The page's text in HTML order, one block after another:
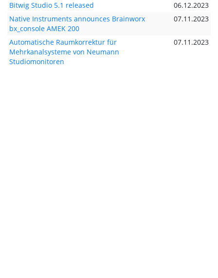
Bitwig Studio 5.1 released
06.12.2023
Native Instruments announces Brainworx
bx_console AMEK 200
07.11.2023
Automatische Raumkorrektur für
Mehrkanalsysteme von Neumann
Studiomonitoren
07.11.2023